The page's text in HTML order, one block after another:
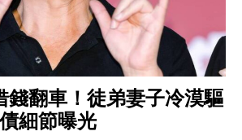
錢翻車！徒弟妻子冷漠驅
細節曝光